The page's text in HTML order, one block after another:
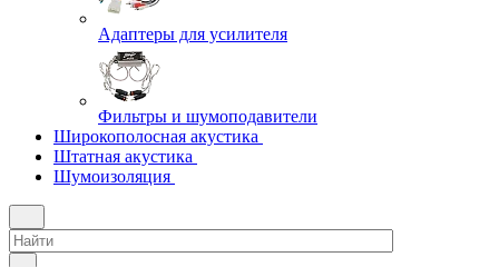
Адаптеры для усилителя
Фильтры и шумоподавители
Широкополосная акустика
Штатная акустика
Шумоизоляция